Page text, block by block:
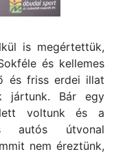
is megértettük,
és kellemes
és friss erdei illat
jártunk. Bár egy
voltunk és a
autós útvonal
nem éreztünk,